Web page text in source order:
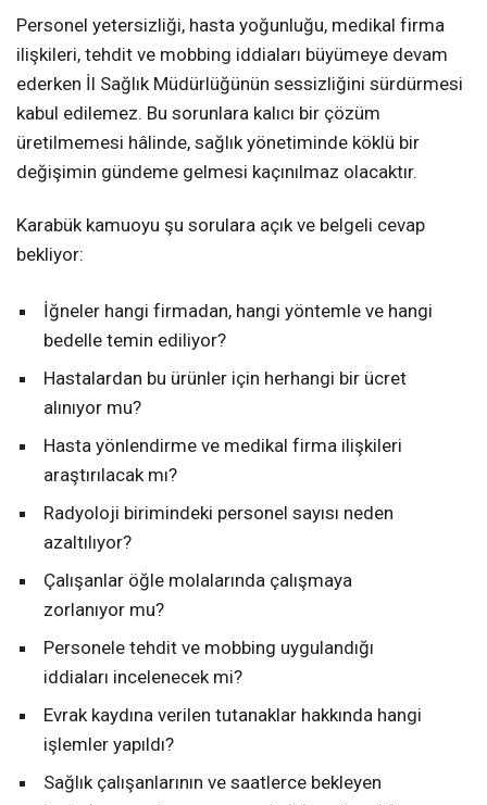
Personel yetersizliği, hasta yoğunluğu, medikal firma
ilişkileri, tehdit ve mobbing iddiaları büyümeye devam
ederken İl Sağlık Müdürlüğünün sessizliğini sürdürmesi
kabul edilemez. Bu sorunlara kalıcı bir çözüm
üretilmemesi hâlinde, sağlık yönetiminde köklü bir
değişimin gündeme gelmesi kaçınılmaz olacaktır.
Karabük kamuoyu şu sorulara açık ve belgeli cevap
bekliyor:
İğneler hangi firmadan, hangi yöntemle ve hangi
bedelle temin ediliyor?
Hastalardan bu ürünler için herhangi bir ücret
alınıyor mu?
Hasta yönlendirme ve medikal firma ilişkileri
araştırılacak mı?
Radyoloji birimindeki personel sayısı neden
azaltılıyor?
Çalışanlar öğle molalarında çalışmaya
zorlanıyor mu?
Personele tehdit ve mobbing uygulandığı
iddiaları incelenecek mi?
Evrak kaydına verilen tutanaklar hakkında hangi
işlemler yapıldı?
Sağlık çalışanlarının ve saatlerce bekleyen